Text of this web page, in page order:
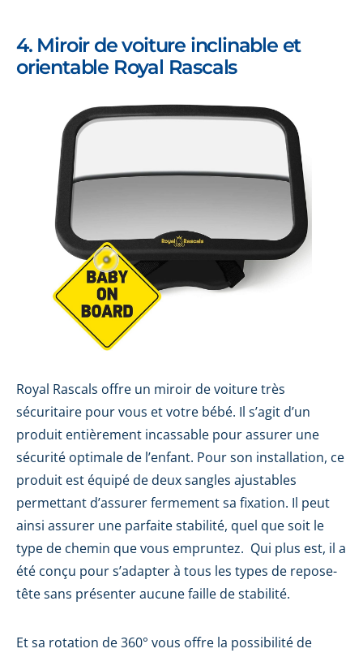
4. Miroir de voiture inclinable et
orientable Royal Rascals
Royal Rascals offre un miroir de voiture très
sécuritaire pour vous et votre bébé. Il s’agit d’un
produit entièrement incassable pour assurer une
sécurité optimale de l’enfant. Pour son installation, ce
produit est équipé de deux sangles ajustables
permettant d’assurer fermement sa fixation. Il peut
ainsi assurer une parfaite stabilité, quel que soit le
type de chemin que vous empruntez. Qui plus est, il a
été conçu pour s’adapter à tous les types de repose-
tête sans présenter aucune faille de stabilité.
Et sa rotation de 360° vous offre la possibilité de